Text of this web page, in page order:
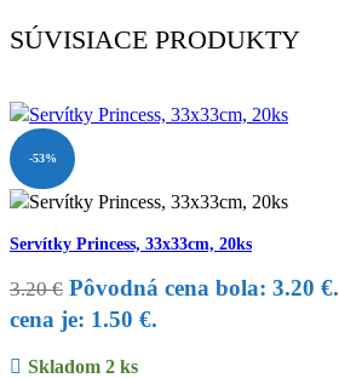
SÚVISIACE PRODUKTY
-53%
Servítky Princess, 33x33cm, 20ks
3.20€ Pôvodná cena bola: 3.20 €.
cena je: 1.50 €.
Skladom 2 ks